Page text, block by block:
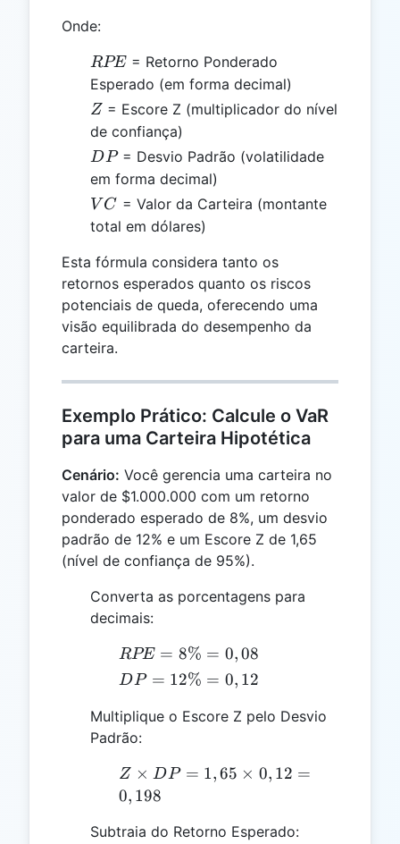
Onde:
RPE
RPE = Retorno Ponderado
Esperado (em forma decimal)
Z
Z = Escore Z (multiplicador do nível
de confiança)
DP
DP= Desvio Padrão (volatilidade
em forma decimal)
VC
V C = Valor da Carteira (montante
total em dólares)
Esta fórmula considera tanto os
retornos esperados quanto os riscos
potenciais de queda, oferecendo uma
visão equilibrada do desempenho da
carteira.
Exemplo Prático: Calcule o VaR
para uma Carteira Hipotética
Cenário: Você gerencia uma carteira no
valor de $1.000.000 com um retorno
ponderado esperado de 8%, um desvio
padrão de 12% e um Escore Z de 1,65
(nível de confiança de 95%).
Converta as porcentagens para
decimais:
RPE
=
=
0,08
RPE = 8% = 0,08
DP
12\%
=
DP = 12% = 0, 12
Multiplique o Escore Z pelo Desvio
Padrão:
Z
\times
1,65
Z × DP = 1,65 × 0, 12 =
0, 198
Subtraia do Retorno Esperado: